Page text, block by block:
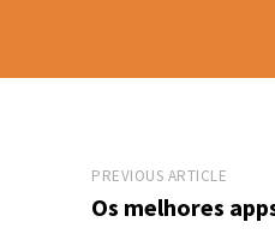
PREVIOUS ARTICLE
Os melhores